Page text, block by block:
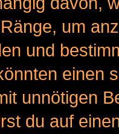
um
und
einen
unnötigen
du auf